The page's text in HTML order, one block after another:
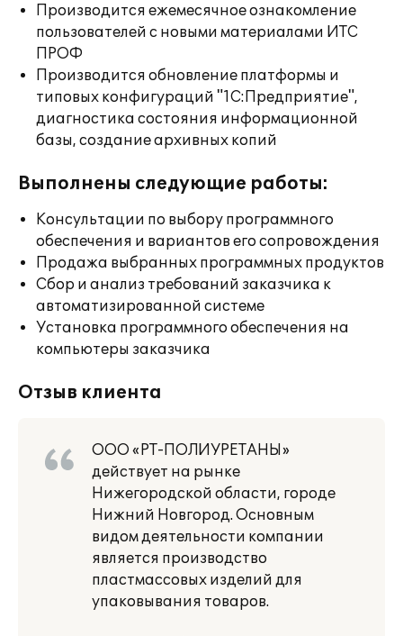
Производится ежемесячное ознакомление
пользователей с новыми материалами ИТС
ПРОФ
Производится обновление платформы и
типовых конфигураций "1С:Предприятие",
диагностика состояния информационной
базы, создание архивных копий
Выполнены следующие работы:
Консультации по выбору программного
обеспечения и вариантов его сопровождения
Продажа выбранных программных продуктов
Сбор и анализ требований заказчика к
автоматизированной системе
Установка программного обеспечения на
компьютеры заказчика
Отзыв клиента
ООО «РТ-ПОЛИУРЕТАНЫ»
действует на рынке
Нижегородской области, городе
Нижний Новгород. Основным
видом деятельности компании
является производство
пластмассовых изделий для
упаковывания товаров.